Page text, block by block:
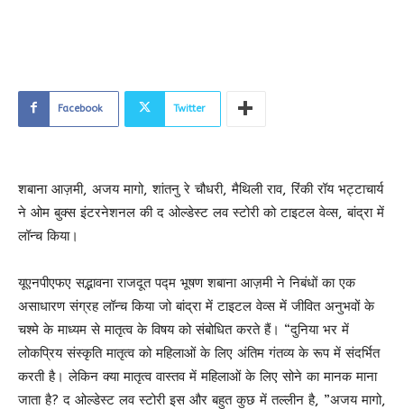
Facebook Twitter
शबाना आज़मी, अजय मागो, शांतनु रे चौधरी, मैथिली राव, रिंकी रॉय भट्टाचार्य
ने ओम बुक्स इंटरनेशनल की द ओल्डेस्ट लव स्टोरी को टाइटल वेव्स, बांद्रा में
लॉन्च किया।
यूएनपीएफए ​​सद्भावना राजदूत पद्म भूषण शबाना आज़मी ने निबंधों का एक
असाधारण संग्रह लॉन्च किया जो बांद्रा में टाइटल वेव्स में जीवित अनुभवों के
चश्मे के माध्यम से मातृत्व के विषय को संबोधित करते हैं। “दुनिया भर में
लोकप्रिय संस्कृति मातृत्व को महिलाओं के लिए अंतिम गंतव्य के रूप में संदर्भित
करती है। लेकिन क्या मातृत्व वास्तव में महिलाओं के लिए सोने का मानक माना
जाता है? द ओल्डेस्ट लव स्टोरी इस और बहुत कुछ में तल्लीन है, ”अजय मागो,